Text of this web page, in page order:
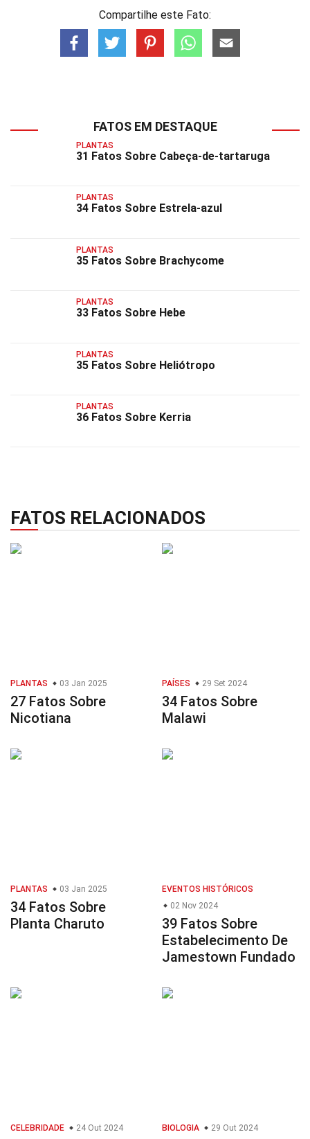
Compartilhe este Fato:
FATOS EM DESTAQUE
PLANTAS
31 Fatos Sobre Cabeça-de-tartaruga
PLANTAS
34 Fatos Sobre Estrela-azul
PLANTAS
35 Fatos Sobre Brachycome
PLANTAS
33 Fatos Sobre Hebe
PLANTAS
35 Fatos Sobre Heliótropo
PLANTAS
36 Fatos Sobre Kerria
FATOS RELACIONADOS
PLANTAS 03 Jan 2025
27 Fatos Sobre
Nicotiana
PAÍSES 29 Set 2024
34 Fatos Sobre
Malawi
PLANTAS 03 Jan 2025
34 Fatos Sobre
Planta Charuto
EVENTOS HISTÓRICOS
02 Nov 2024
39 Fatos Sobre
Estabelecimento De
Jamestown Fundado
CELEBRIDADE 24 Out 2024 BIOLOGIA 29 Out 2024